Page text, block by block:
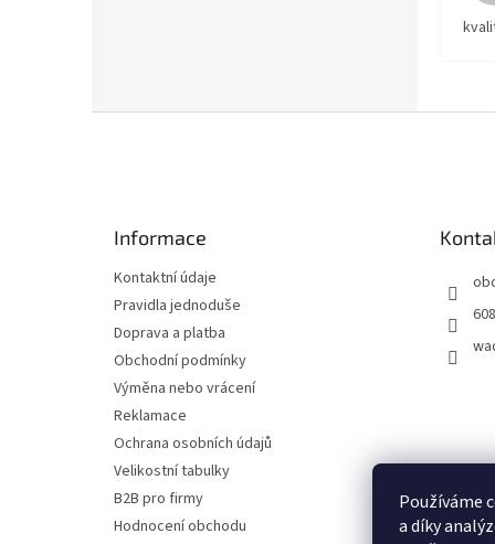
Používáme
a díky
Informace
Kontaktní údaje
Pravidla jednoduše
Doprava a platba
Obchodní podmínky
Výměna nebo vrácení
Reklamace
Ochrana osobních údajů
Velikostní tabulky
B2B pro firmy
Hodnocení obchodu